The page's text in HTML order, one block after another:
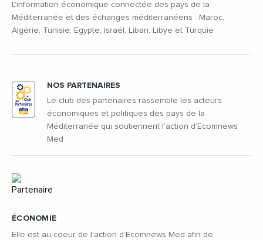
L'information économique connectée des pays de la
Méditerranée et des échanges méditerranéens : Maroc,
Algérie, Tunisie, Egypte, Israël, Liban, Libye et Turquie
ÉCONOMIE
Elle est au coeur de l’action d’Ecomnews Med afin de
NOS PARTENAIRES
Le club des partenaires rassemble les acteurs
économiques et politiques des pays de la
Méditerranée qui soutiennent l'action d'Ecomnews
Med